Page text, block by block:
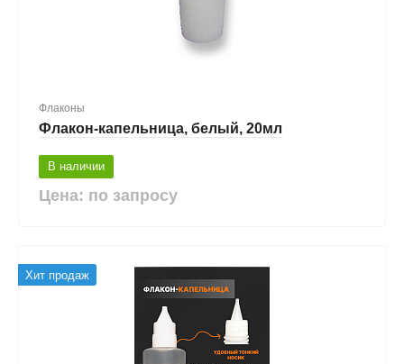
Флаконы
Флакон-капельница, белый, 20мл
В наличии
Цена: по запросу
Хит продаж